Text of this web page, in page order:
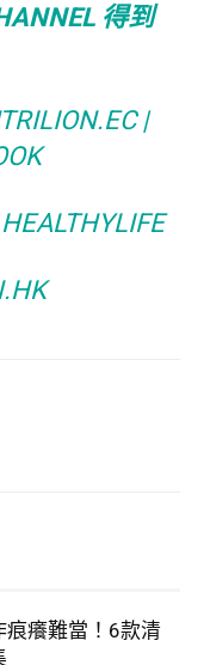
得到
|
痕癢難當！6款清